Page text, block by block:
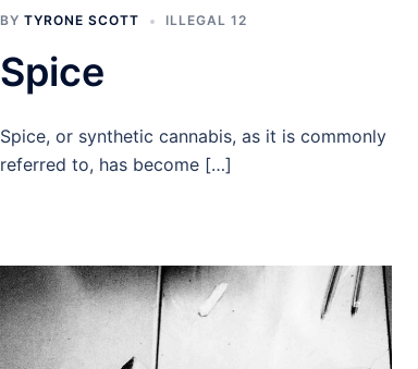
BY TYRONE SCOTT ILLEGAL 12
Spice
Spice, or synthetic cannabis, as it is commonly
referred to, has become […]